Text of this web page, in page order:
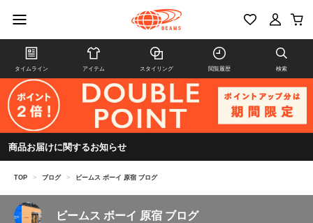
タイムライン アイテム スタイリング 閲覧履歴 検索
商品お届けに関するお知らせ
TOP > ブログ > ビームス ボーイ 原宿 ブログ
ビームス ボーイ 原宿 ブログ